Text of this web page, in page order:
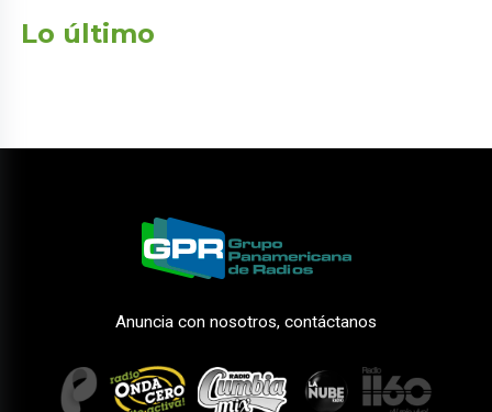
Lo último
Anuncia con nosotros, contáctanos